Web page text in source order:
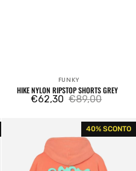
Venditore:
FUNKY
HIKE NYLON RIPSTOP SHORTS GREY
Prezzo
vendita
€62,30
Prezzo
regolare
€89,00
Asap
Hoodie
40% SCONTO